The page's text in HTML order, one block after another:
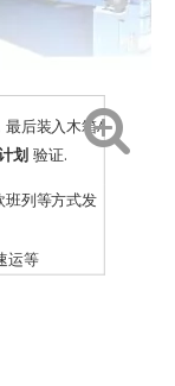
最后装入木箱/
划 验证.
班列等方式发
运等